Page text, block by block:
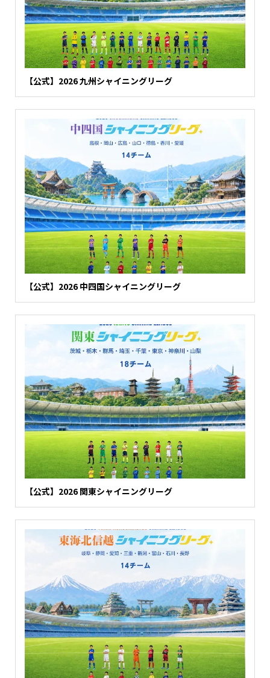
【公式】2026 九州シャイニングリーグ
【公式】2026 中四国シャイニングリーグ
【公式】2026 関東シャイニングリーグ